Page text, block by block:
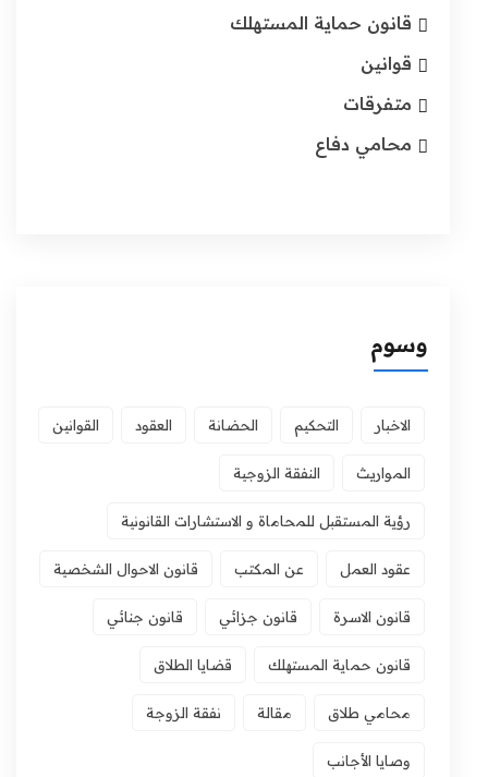
قانون حماية المستهلك
قوانين
متفرقات
محامي دفاع
وسوم
الاخبار التحكيم الحضانة العقود القوانين
المواريث النفقة الزوجية
رؤية المستقبل للمحاماة و الاستشارات القانونية
عقود العمل عن المكتب قانون الاحوال الشخصية
قانون الاسرة قانون جزائي قانون جنائي
قانون حماية المستهلك قضايا الطلاق
محامي طلاق مقالة نفقة الزوجة
وصايا الأجانب